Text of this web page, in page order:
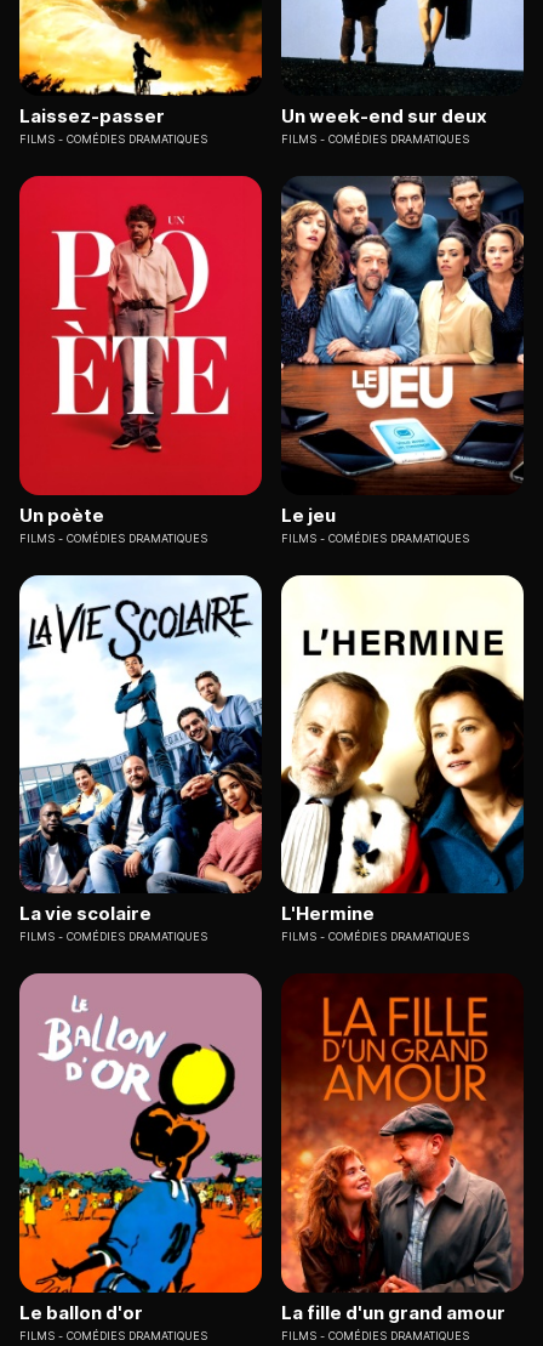
Laissez-passer
FILMS COMÉDIES DRAMATIQUES
Un week-end sur deux
FILMS COMÉDIES DRAMATIQUES
Un poète
FILMS COMÉDIES DRAMATIQUES
Le jeu
FILMS COMÉDIES DRAMATIQUES
La vie scolaire
FILMS COMÉDIES DRAMATIQUES
L'Hermine
FILMS COMÉDIES DRAMATIQUES
Le ballon d'or
FILMS COMÉDIES DRAMATIQUES
La fille d'un grand amour
FILMS COMÉDIES DRAMATIQUES